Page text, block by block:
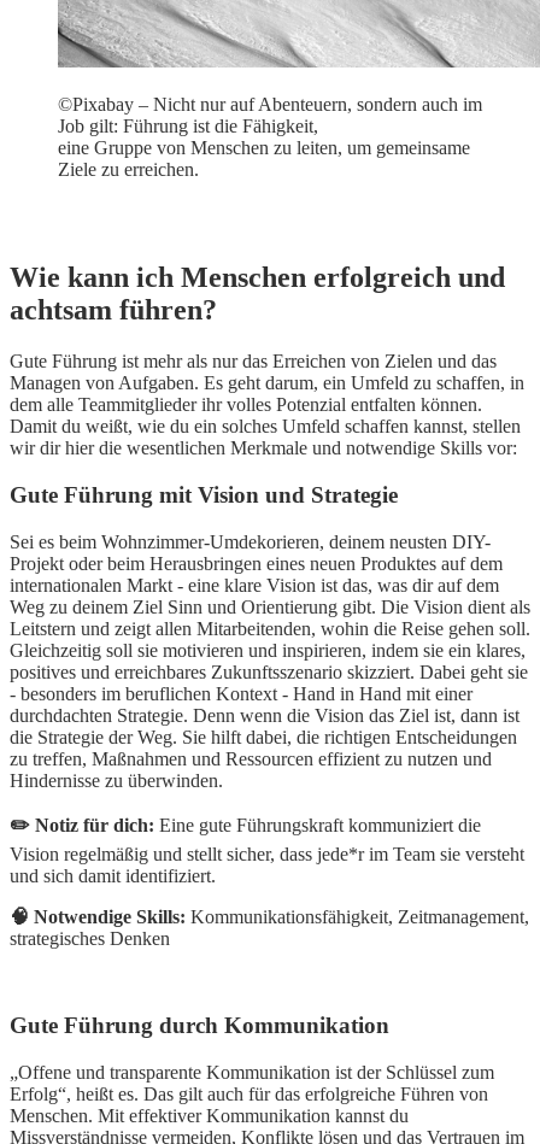
©Pixabay – Nicht nur auf Abenteuern, sondern auch im
Job gilt: Führung ist die Fähigkeit,
eine Gruppe von Menschen zu leiten, um gemeinsame
Ziele zu erreichen.
Wie kann ich Menschen erfolgreich und
achtsam führen?
Gute Führung ist mehr als nur das Erreichen von Zielen und das
Managen von Aufgaben. Es geht darum, ein Umfeld zu schaffen, in
dem alle Teammitglieder ihr volles Potenzial entfalten können.
Damit du weißt, wie du ein solches Umfeld schaffen kannst, stellen
wir dir hier die wesentlichen Merkmale und notwendige Skills vor:
Gute Führung mit Vision und Strategie
Sei es beim Wohnzimmer-Umdekorieren, deinem neusten DIY-
Projekt oder beim Herausbringen eines neuen Produktes auf dem
internationalen Markt - eine klare Vision ist das, was dir auf dem
Weg zu deinem Ziel Sinn und Orientierung gibt. Die Vision dient als
Leitstern und zeigt allen Mitarbeitenden, wohin die Reise gehen soll.
Gleichzeitig soll sie motivieren und inspirieren, indem sie ein klares,
positives und erreichbares Zukunftsszenario skizziert. Dabei geht sie
- besonders im beruflichen Kontext - Hand in Hand mit einer
durchdachten Strategie. Denn wenn die Vision das Ziel ist, dann ist
die Strategie der Weg. Sie hilft dabei, die richtigen Entscheidungen
zu treffen, Maßnahmen und Ressourcen effizient zu nutzen und
Hindernisse zu überwinden.
✏️ Notiz für dich: Eine gute Führungskraft kommuniziert die
Vision regelmäßig und stellt sicher, dass jede*r im Team sie versteht
und sich damit identifiziert.
🧠 Notwendige Skills: Kommunikationsfähigkeit, Zeitmanagement,
strategisches Denken
Gute Führung durch Kommunikation
„Offene und transparente Kommunikation ist der Schlüssel zum
Erfolg“, heißt es. Das gilt auch für das erfolgreiche Führen von
Menschen. Mit effektiver Kommunikation kannst du
Missverständnisse vermeiden, Konflikte lösen und das Vertrauen im